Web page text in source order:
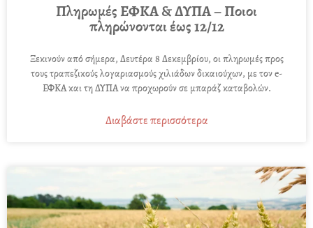
Πληρωμές ΕΦΚΑ & ΔΥΠΑ – Ποιοι
πληρώνονται έως 12/12
Ξεκινούν από σήμερα, Δευτέρα 8 Δεκεμβρίου, οι πληρωμές προς
τους τραπεζικούς λογαριασμούς χιλιάδων δικαιούχων, με τον e-
ΕΦΚΑ και τη ΔΥΠΑ να προχωρούν σε μπαράζ καταβολών.
Διαβάστε περισσότερα